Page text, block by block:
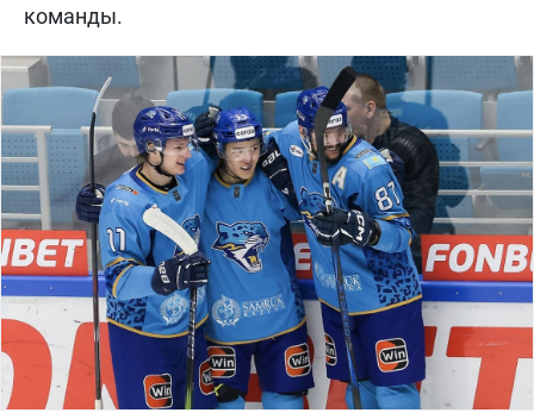
команды.